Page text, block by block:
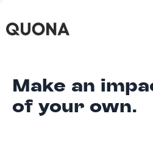
Make an
of your own.